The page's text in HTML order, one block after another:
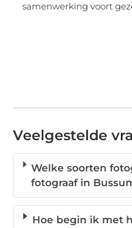
samenwerking voort
Veelgestelde
Welke soorten
fotograaf in
Hoe begin ik met